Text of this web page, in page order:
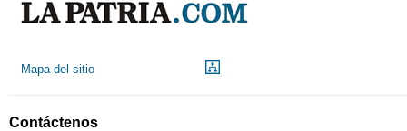
Mapa del sitio
Contáctenos